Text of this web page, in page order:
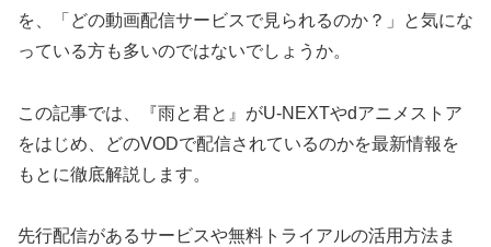
を、「どの動画配信サービスで見られるのか？」と気にな
っている方も多いのではないでしょうか。
この記事では、『雨と君と』がU-NEXTやdアニメストア
をはじめ、どのVODで配信されているのかを最新情報を
もとに徹底解説します。
先行配信があるサービスや無料トライアルの活用方法ま